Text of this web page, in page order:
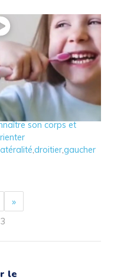
– La latéralité de
son corps et
,droitier,gaucher
»
le